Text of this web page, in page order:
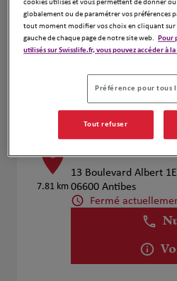
7.57 km
4 AVENUE ARISTIDE
06600 ANTIBES
Fermé
5
7.81 km
CROTAL J.C &
13 Boulevard Albert
06600 Antibes
Fermé
cookies utilisés et vous permettent de donner
globalement ou de paramétrer vos préférences
tout moment modifier vos choix en cliquant sur
gauche de chaque page de notre site web.
Pour
utilisés sur Swisslife.fr, vous pouvez accéder à
Préférence pour tous
Tout refuser